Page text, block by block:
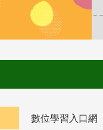
數位學習入口網